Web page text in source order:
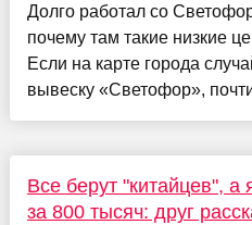
Долго работал со
почему там такие низкие
Если на карте города
вывеску «Светофор»,
Все берут "китайцев", а
за 800 тысяч: друг